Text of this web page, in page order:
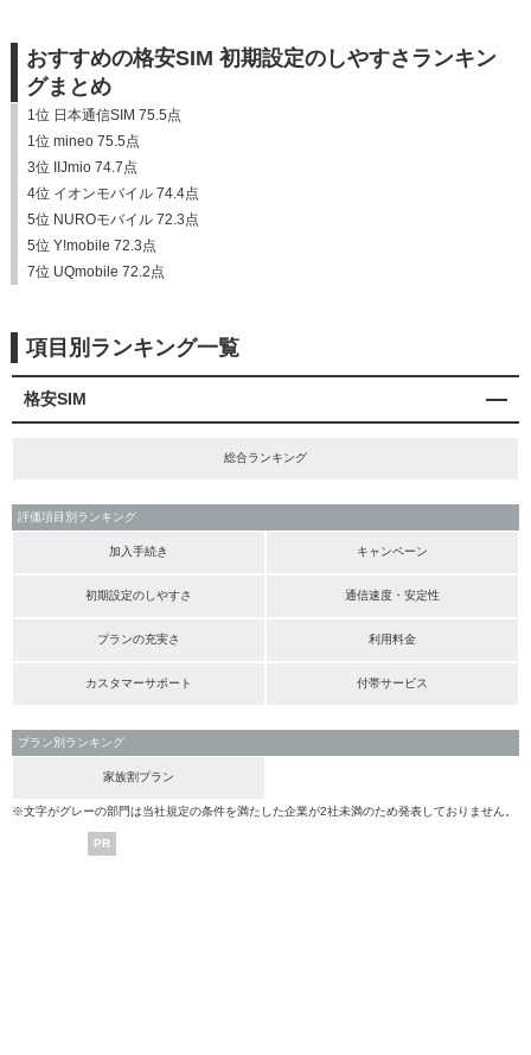
おすすめの格安SIM 初期設定のしやすさランキン
グまとめ
1位 日本通信SIM 75.5点
1位 mineo 75.5点
3位 IIJmio 74.7点
4位 イオンモバイル 74.4点
5位 NUROモバイル 72.3点
5位 Y!mobile 72.3点
7位 UQmobile 72.2点
項目別ランキング一覧
格安SIM
総合ランキング
評価項目別ランキング
加入手続き キャンペーン
初期設定のしやすさ 通信速度・安定性
プランの充実さ 利用料金
カスタマーサポート 付帯サービス
プラン別ランキング
家族割プラン
※文字がグレーの部門は当社規定の条件を満たした企業が2社未満のため発表しておりません。
PR